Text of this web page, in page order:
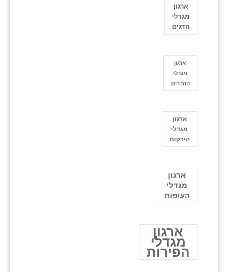
ארגון
מגדלי
הדגים
ארגון
מגדלי
ההדרים
ארגון
מגדלי
הירקות
ארגון
מגדלי
העופות
ארגון
מגדלי
הפירות